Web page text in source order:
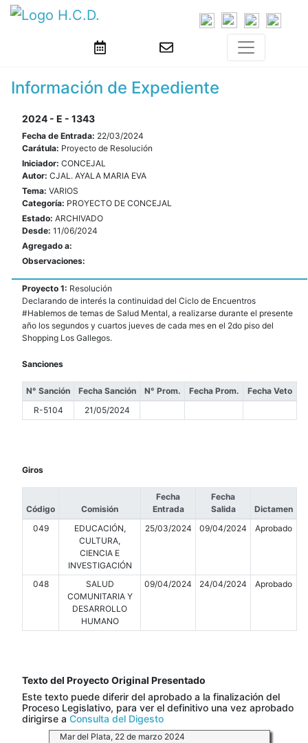
Información de Expediente
2024 - E - 1343
Fecha de Entrada: 22/03/2024
Carátula: Proyecto de Resolución
Iniciador: CONCEJAL
Autor: CJAL. AYALA MARIA EVA
Tema: VARIOS
Categoría: PROYECTO DE CONCEJAL
Estado: ARCHIVADO
Desde: 11/06/2024
Agregado a:
Observaciones:
Proyecto 1: Resolución
Declarando de interés la continuidad del Ciclo de Encuentros
#Hablemos de temas de Salud Mental, a realizarse durante el presente
año los segundos y cuartos jueves de cada mes en el 2do piso del
Shopping Los Gallegos.
Sanciones
N° Sanción Fecha Sanción N° Prom. Fecha Prom.
Fecha Veto
R-5104
21/05/2024
Giros
Código Comisión
Fecha
Entrada
Fecha
Salida
Dictamen
049
EDUCACIÓN,
CULTURA,
CIENCIA E
INVESTIGACIÓN
25/03/2024 09/04/2024 Aprobado
048
SALUD
COMUNITARIA Y
DESARROLLO
HUMANO
09/04/2024 24/04/2024 Aprobado
Texto del Proyecto Original Presentado
Este texto puede diferir del aprobado a la finalización del
Proceso Legislativo, para ver el definitivo una vez aprobado
dirigirse a Consulta del Digesto
Mar del Plata, 22 de marzo 2024